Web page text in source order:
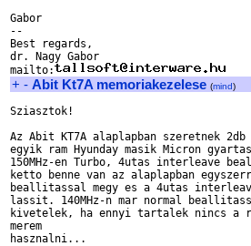
Gabor
--
Best regards,
dr. Nagy Gabor
mailto:
+ - Abit Kt7A memoriakezelese (mind)
Sziasztok!
Az Abit KT7A alaplapban szeretnek 2db
egyik ram Hyunday masik Micron
150MHz-en Turbo, 4utas interleave
ketto benne van az alaplapban
beallitassal megy es a 4utas
lassit. 140MHz-n mar normal
kivetelek, ha ennyi tartalek nincs a
merem
hasznalni...